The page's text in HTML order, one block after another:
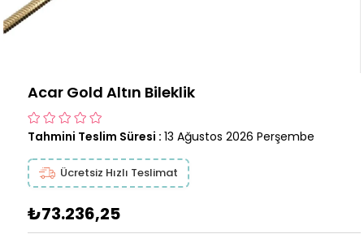
Acar Gold Altın Bileklik
Tahmini Teslim Süresi : 13 Ağustos 2026 Perşembe
Ücretsiz Hızlı Teslimat
₺73.236,25